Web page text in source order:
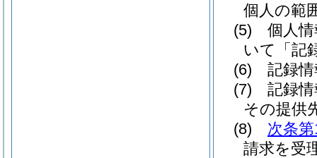
個人の範
(5)
個人
いて「記
(6)
記録
(7)
記録
その提供
(8)
次条
請求を受